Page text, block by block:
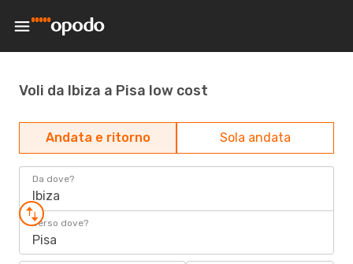
Voli da Ibiza a Pisa low cost
Andata e ritorno Sola andata
Da dove?
Ibiza
Verso dove?
Pisa